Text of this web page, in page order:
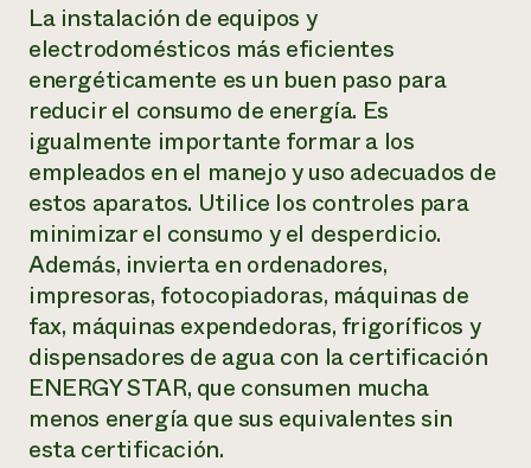
La instalación de equipos y
electrodomésticos más eficientes
energéticamente es un buen paso para
reducir el consumo de energía. Es
igualmente importante formar a los
empleados en el manejo y uso adecuados de
estos aparatos. Utilice los controles para
minimizar el consumo y el desperdicio.
Además, invierta en ordenadores,
impresoras, fotocopiadoras, máquinas de
fax, máquinas expendedoras, frigoríficos y
dispensadores de agua con la certificación
ENERGY STAR, que consumen mucha
menos energía que sus equivalentes sin
esta certificación.